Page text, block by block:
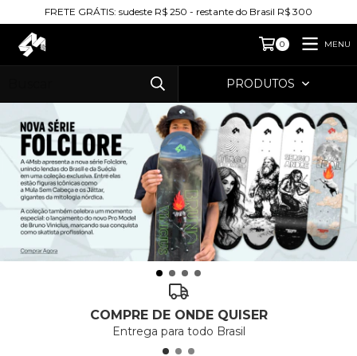
FRETE GRÁTIS: sudeste R$ 250 - restante do Brasil R$ 300
0 MENU
PRODUTOS
COMPRE DE ONDE QUISER
Entrega para todo Brasil